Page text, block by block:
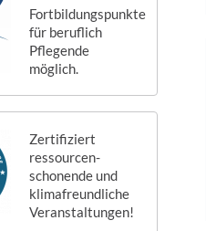
Fortbildungspunkte
für beruflich
Pflegende
möglich.
Zertifiziert
ressourcen-
schonende und
klimafreundliche
Veranstaltungen!